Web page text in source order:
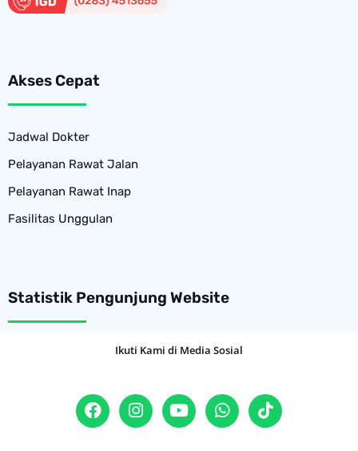
Akses Cepat
Jadwal Dokter
Pelayanan Rawat Jalan
Pelayanan Rawat Inap
Fasilitas Unggulan
Statistik Pengunjung Website
Ikuti Kami di Media Sosial